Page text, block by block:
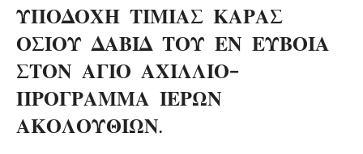
ΥΠΟΔΟΧΗ ΤΙΜΙΑΣ ΚΑΡΑΣ
ΟΣΙΟΥ ΔΑΒΙΔ ΤΟΥ ΕΝ ΕΥΒΟΙΑ
ΣΤΟΝ ΑΓΙΟ ΑΧΙΛΛΙΟ-
ΠΡΟΓΡΑΜΜΑ ΙΕΡΩΝ
ΑΚΟΛΟΥΘΙΩΝ.